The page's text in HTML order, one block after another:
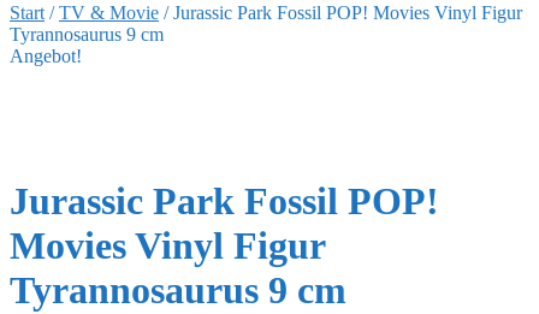
Start /TV & Movie /Jurassic Park Fossil POP! Movies Vinyl Figur
Tyrannosaurus 9 cm
Angebot!
Jurassic Park Fossil POP!
Movies Vinyl Figur
Tyrannosaurus 9 cm